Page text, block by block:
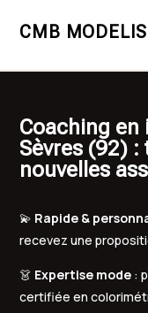
CMB
Coaching en
Sèvres (92)
nouvelles
💫 Rapide &
recevez une
👗 Expertise mode :
certifiée en